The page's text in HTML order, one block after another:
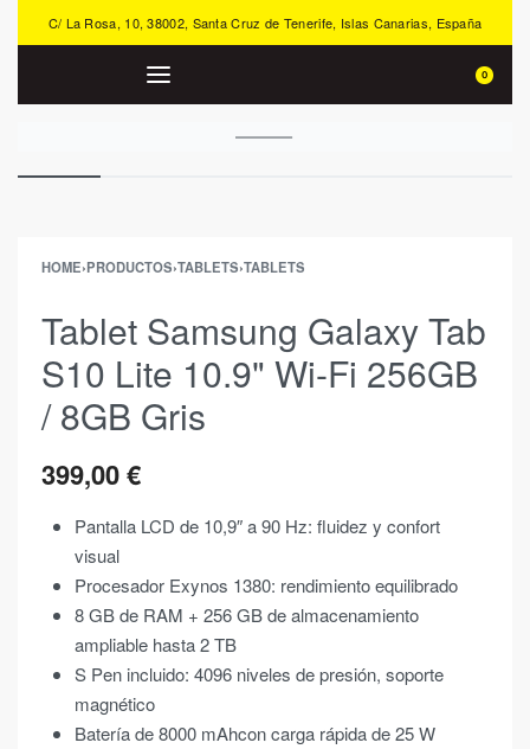
C/ La Rosa, 10, 38002, Santa Cruz de Tenerife, Islas Canarias, España
0
HOME›PRODUCTOS›TABLETS›TABLETS
Tablet Samsung Galaxy Tab
S10 Lite 10.9" Wi-Fi 256GB
/ 8GB Gris
399,00€
Pantalla LCD de 10,9″ a 90 Hz: fluidez y confort
visual
Procesador Exynos 1380: rendimiento equilibrado
8 GB de RAM + 256 GB de almacenamiento
ampliable hasta 2 TB
S Pen incluido: 4096 niveles de presión, soporte
magnético
Batería de 8000 mAhcon carga rápida de 25 W